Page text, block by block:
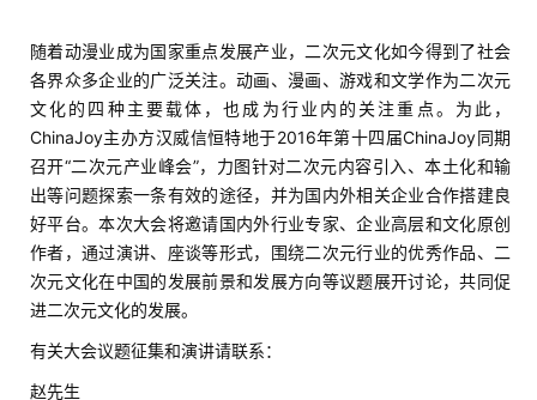
休
闲
游
戏
2
0
2
5
第
十
随着动漫业成为国家重点发展产业，二次元文化如今得到了社会
各界众多企业的广泛关注。动画、漫画、游戏和文学作为二次元
文化的四种主要载体，也成为行业内的关注重点。为此，
ChinaJoy主办方汉威信恒特地于2016年第十四届ChinaJoy同期
召开“二次元产业峰会”，力图针对二次元内容引入、本土化和输
出等问题探索一条有效的途径，并为国内外相关企业合作搭建良
好平台。本次大会将邀请国内外行业专家、企业高层和文化原创
作者，通过演讲、座谈等形式，围绕二次元行业的优秀作品、二
次元文化在中国的发展前景和发展方向等议题展开讨论，共同促
进二次元文化的发展。
有关大会议题征集和演讲请联系：
赵先生